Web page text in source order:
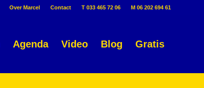
Over Marcel Contact T 033 465 72 06 M 06 202 694 61
Agenda Video Blog Gratis